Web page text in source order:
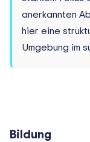
anerkannten
hier eine
Umgebung im
Bildung